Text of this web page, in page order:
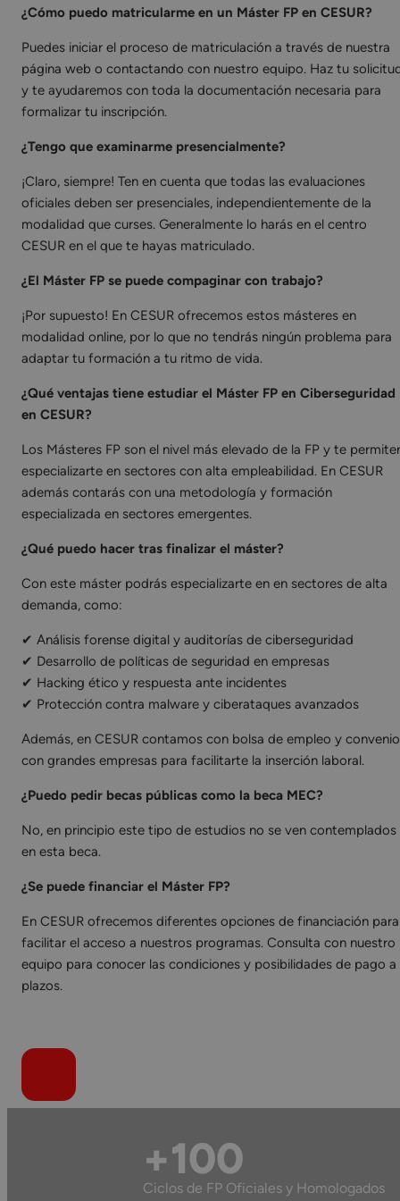
¿Cómo puedo matricularme en un Máster FP en CESUR?
Puedes iniciar el proceso de matriculación a través de nuestra
página web o contactando con nuestro equipo. Haz tu
y te ayudaremos con toda la documentación necesaria para
formalizar tu inscripción.
¿Tengo que examinarme presencialmente?
¡Claro, siempre! Ten en cuenta que todas las evaluaciones
oficiales deben ser presenciales, independientemente de la
modalidad que curses. Generalmente lo harás en el centro
CESUR en el que te hayas matriculado.
¿El Máster FP se puede compaginar con trabajo?
¡Por supuesto! En CESUR ofrecemos estos másteres en
modalidad online, por lo que no tendrás ningún problema para
adaptar tu formación a tu ritmo de vida.
¿Qué ventajas tiene estudiar el Máster FP en Ciberseguridad
en CESUR?
Los Másteres FP son el nivel más elevado de la FP y te
especializarte en sectores con alta empleabilidad. En CESUR
además contarás con una metodología y formación
especializada en sectores emergentes.
¿Qué puedo hacer tras finalizar el máster?
Con este máster podrás especializarte en en sectores de alta
demanda, como:
✔ Análisis forense digital y auditorías de ciberseguridad
✔ Desarrollo de políticas de seguridad en empresas
✔ Hacking ético y respuesta ante incidentes
✔ Protección contra malware y ciberataques avanzados
Además, en CESUR contamos con bolsa de empleo y
con grandes empresas para facilitarte la inserción laboral.
¿Puedo pedir becas públicas como la beca MEC?
No, en principio este tipo de estudios no se ven contemplados
en esta beca.
¿Se puede financiar el Máster FP?
En CESUR ofrecemos diferentes opciones de financiación para
facilitar el acceso a nuestros programas. Consulta con nuestro
equipo para conocer las condiciones y posibilidades de pago a
plazos.
+100
Ciclos de FP Oficiales y Homologados